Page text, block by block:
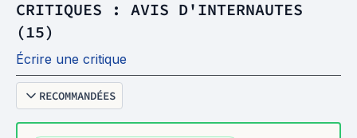
CRITIQUES : AVIS D'INTERNAUTES
(15)
Écrire une critique
RECOMMANDÉES